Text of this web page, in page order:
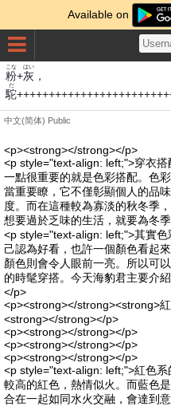
Available on
粉
こな
+灰
はい
，
駝
だ
中文(简体) Public
<p><strong></strong></p>
<p style="text-align: left;">穿衣
一點很重要的就是色彩搭配。色
當重要瞭，它不僅彰顯個人的品
度。而在這種較為寡淡的秋冬季
想要過於乏味的生活，就要為冬
<p style="text-align: left;">其實
己認為好看，也許一個顏色看起
顏色則會令人眼前一亮。所以可
的時髦穿搭。今天海豹君主要介
</p>
<p><strong></strong><strong>
<strong></strong></p>
<p><strong></strong></p>
<p><strong></strong></p>
<p><strong></strong></p>
<p style="text-align: left;">紅色
較高的紅色，熱情似火。而藍色
合在一起如同水火交融，會達到